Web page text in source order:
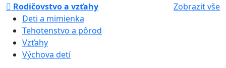
Rodičovstvo a vzťahy
Zobrazit vše
Deti a mimienka
Tehotenstvo a pôrod
Vzťahy
Výchova detí